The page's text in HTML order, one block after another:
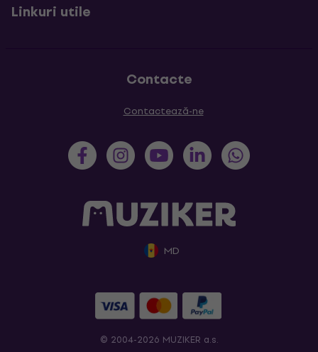
Linkuri utile
Contacte
Contactează-ne
MD
© 2004-2026 MUZIKER a.s.